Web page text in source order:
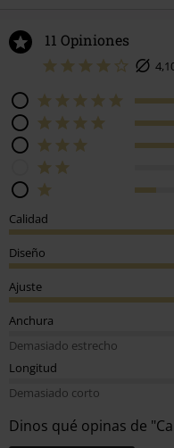
11 Opiniones
Calidad
Diseño
Ajuste
Anchura
Demasiado estrecho
Longitud
Demasiado corto
Dinos qué opinas de